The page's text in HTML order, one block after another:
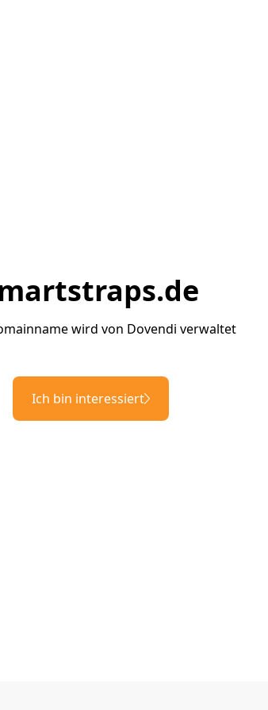
wird von Dovendi verwaltet
Ich bin interessiert